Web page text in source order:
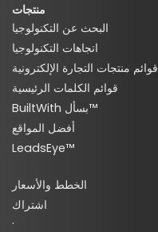
منتجات
البحث عن التكنولوجيا
اتجاهات التكنولوجيا
قوائم منتجات التجارة الإلكترونية
قوائم الكلمات الرئيسية
BuiltWith بسأل™
أفضل المواقع
LeadsEye™
الخطط والأسعار
اشتراك
·